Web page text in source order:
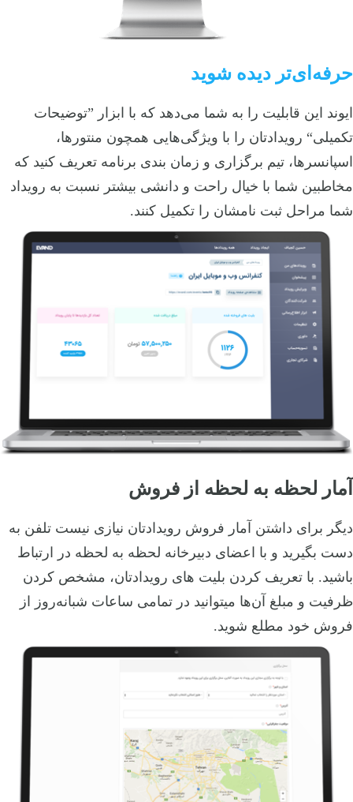
حرفه‌ای‌تر دیده شوید
ایوند این قابلیت را به شما می‌دهد که با ابزار ”توضیحات
تکمیلی“ رویدادتان را با ویژگی‌هایی همچون منتورها،
اسپانسرها، تیم برگزاری و زمان بندی برنامه تعریف کنید که
مخاطبین شما با خیال راحت و دانشی بیشتر نسبت به رویداد
شما مراحل ثبت نامشان را تکمیل کنند.
آمار لحظه به لحظه از فروش
دیگر برای داشتن آمار فروش رویدادتان نیازی نیست تلفن به
دست بگیرید و با اعضای دبیرخانه لحظه به لحظه در ارتباط
باشید. با تعریف کردن بلیت های رویدادتان، مشخص کردن
ظرفیت و مبلغ آن‌ها میتوانید در تمامی ساعات شبانه‌روز از
فروش خود مطلع شوید.